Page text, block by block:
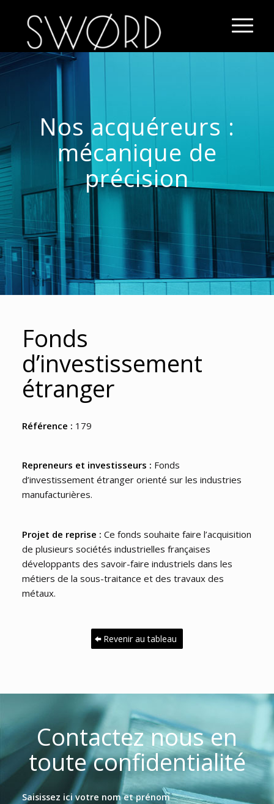
Nos acquéreurs :
mécanique de
précision
Fonds
d’investissement
étranger
Référence : 179
Repreneurs et investisseurs : Fonds
d’investissement étranger orienté sur les industries
manufacturières.
Projet de reprise : Ce fonds souhaite faire l’acquisition
de plusieurs sociétés industrielles françaises
développants des savoir-faire industriels dans les
métiers de la sous-traitance et des travaux des
métaux.
Revenir au tableau
Contactez nous en
toute confidentialité
Saisissez ici votre nom et prénom